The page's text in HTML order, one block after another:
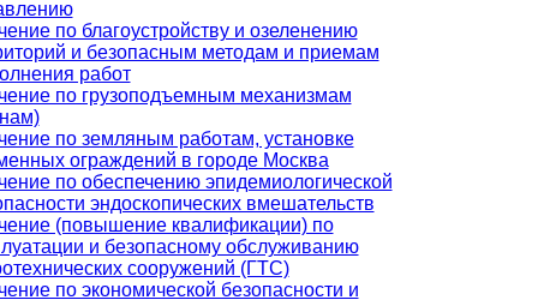
по благоустройству и озеленению
и безопасным методам и приемам
работ
по грузоподъемным механизмам
по земляным работам, установке
ограждений в городе Москва
по обеспечению эпидемиологической
эндоскопических вмешательств
(повышение квалификации) по
и безопасному обслуживанию
сооружений (ГТС)
по экономической безопасности и